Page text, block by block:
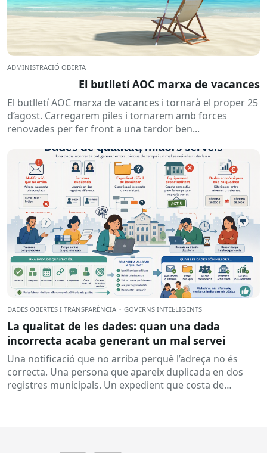
ADMINISTRACIÓ OBERTA
El butlletí AOC marxa de vacances
El butlletí AOC marxa de vacances i tornarà el proper 25
d’agost. Carregarem piles i tornarem amb forces
renovades per fer front a una tardor ben...
DADES OBERTES I TRANSPARÈNCIA · GOVERNS INTEL·LIGENTS
La qualitat de les dades: quan una dada
incorrecta acaba generant un mal servei
Una notificació que no arriba perquè l’adreça no és
correcta. Una persona que apareix duplicada en dos
registres municipals. Un expedient que costa de